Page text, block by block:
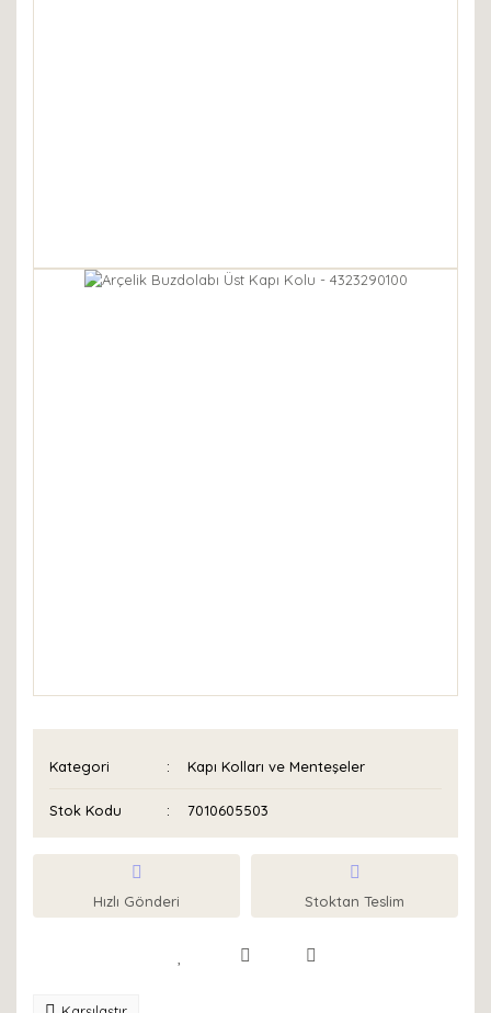
Kategori Kapı Kolları ve Menteşeler
Stok Kodu 7010605503
Hızlı Gönderi Stoktan Teslim